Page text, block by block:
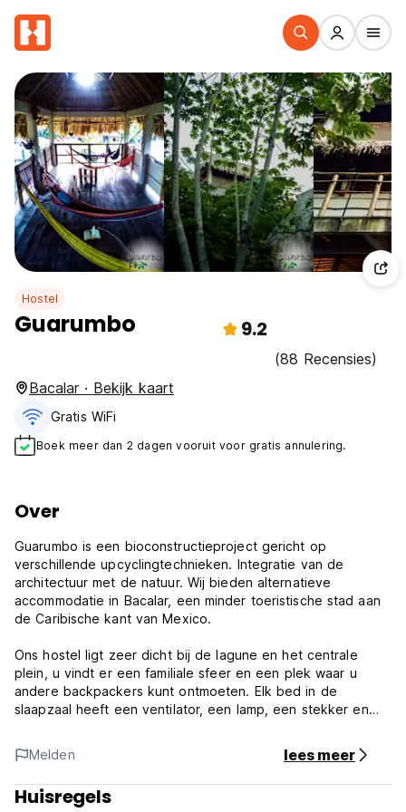
Hostel
Guarumbo 9.2
(88 Recensies)
Bacalar · Bekijk kaart
Gratis WiFi
Boek meer dan 2 dagen vooruit voor gratis annulering.
Over
Guarumbo is een bioconstructieproject gericht op
verschillende upcyclingtechnieken. Integratie van de
architectuur met de natuur. Wij bieden alternatieve
accommodatie in Bacalar, een minder toeristische stad aan
de Caribische kant van Mexico.
Ons hostel ligt zeer dicht bij de lagune en het centrale
plein, u vindt er een familiale sfeer en een plek waar u
andere backpackers kunt ontmoeten. Elk bed in de
slaapzaal heeft een ventilator, een lamp, een stekker en
De plaats is erg rustig, dus mensen komen meestal om uit
te rusten, te lezen in onze hangmatten of andere reizigers
te ontmoeten. Het is mogelijk om een ​​aantal activiteiten in
Melden lees meer
Huisregels